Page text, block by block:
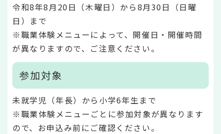
令和8年8月20日（木曜日）から8月30日（日曜
日）まで
※職業体験メニューによって、開催日・開催時間
が異なりますので、ご注意ください。
参加対象
未就学児（年長）から小学6年生まで
※職業体験メニューごとに参加対象が異なります
ので、お申込み前にご確認ください。